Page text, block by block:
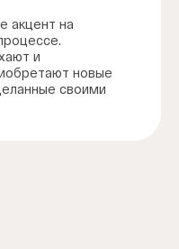
акцент на
и
новые
своими